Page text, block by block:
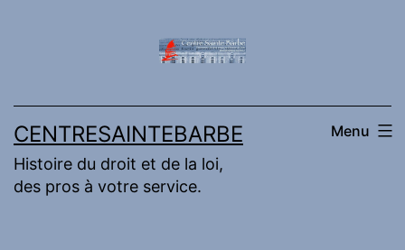
CENTRESAINTEBARBE
Histoire du droit et de la loi,
des pros à votre service.
Menu